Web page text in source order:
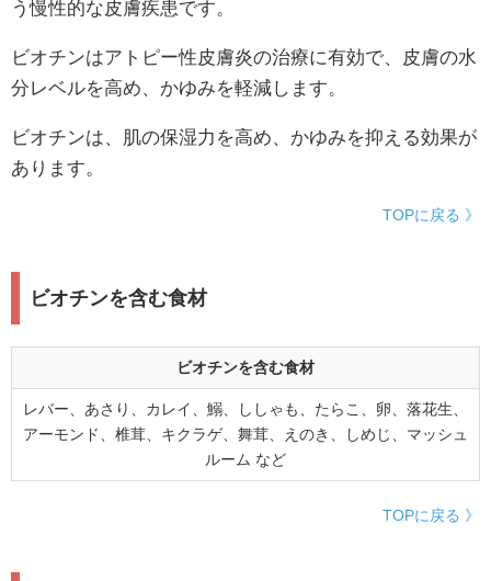
う慢性的な皮膚疾患です。
ビオチンはアトピー性皮膚炎の治療に有効で、皮膚の水
分レベルを高め、かゆみを軽減します。
ビオチンは、肌の保湿力を高め、かゆみを抑える効果が
あります。
TOPに戻る 》
ビオチンを含む食材
ビオチンを含む食材
レバー、あさり、カレイ、鰯、ししゃも、たらこ、卵、落花生、
アーモンド、椎茸、キクラゲ、舞茸、えのき、しめじ、マッシュ
ルーム など
TOPに戻る 》